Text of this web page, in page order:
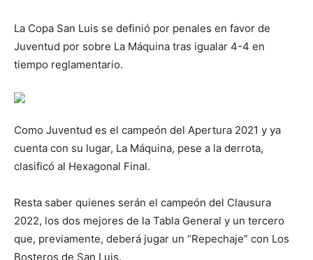
La Copa San Luis se definió por penales en favor de
Juventud por sobre La Máquina tras igualar 4-4 en
tiempo reglamentario.
Como Juventud es el campeón del Apertura 2021 y ya
cuenta con su lugar, La Máquina, pese a la derrota,
clasificó al Hexagonal Final.
Resta saber quienes serán el campeón del Clausura
2022, los dos mejores de la Tabla General y un tercero
que, previamente, deberá jugar un “Repechaje” con Los
Bosteros de San Luis.